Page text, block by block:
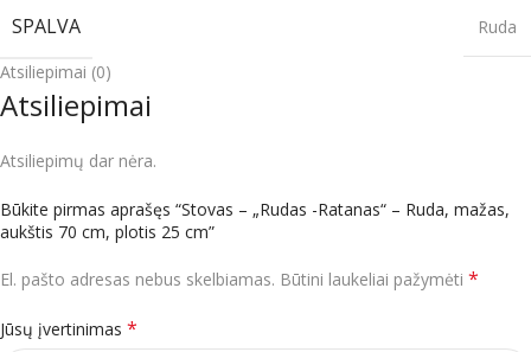
SPALVA
Ruda
Atsiliepimai (0)
Atsiliepimai
Atsiliepimų dar nėra.
Būkite pirmas aprašęs “Stovas – „Rudas -Ratanas“ – Ruda, mažas,
aukštis 70 cm, plotis 25 cm”
El. pašto adresas nebus skelbiamas. Būtini laukeliai pažymėti *
Jūsų įvertinimas *